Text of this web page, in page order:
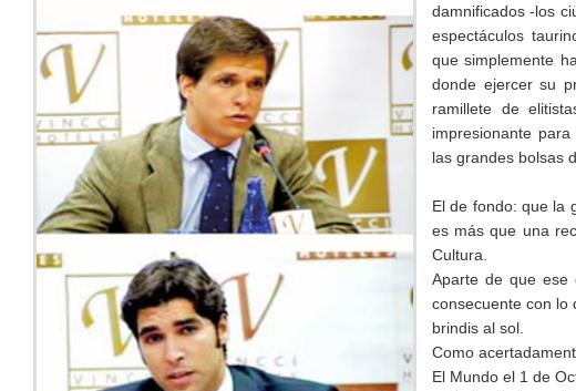
damnificados -los
espectáculos
que simplemente
donde ejercer su
ramillete de
impresionante
las grandes bolsas
El de fondo: que la
es más que una
Cultura.
Aparte de que ese
consecuente con lo
brindis al sol.
Como
El Mundo el 1 de